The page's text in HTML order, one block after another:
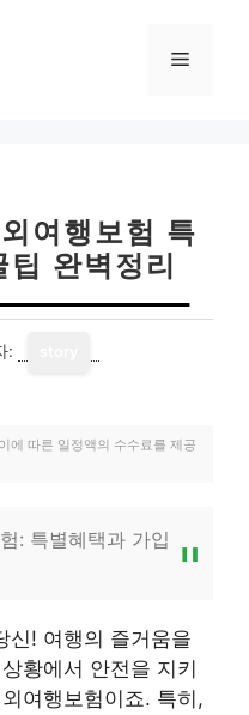
메
여행보험 특
완벽정리
:
에 따른 일정액의 수수료를 제공
: 특별혜택과 가입
신! 여행의 즐거움을
황에서 안전을 지키
여행보험이죠. 특히,